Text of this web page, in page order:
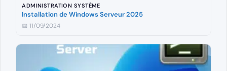
ADMINISTRATION SYSTÈME
Installation de Windows Serveur 2025
📅 11/09/2024